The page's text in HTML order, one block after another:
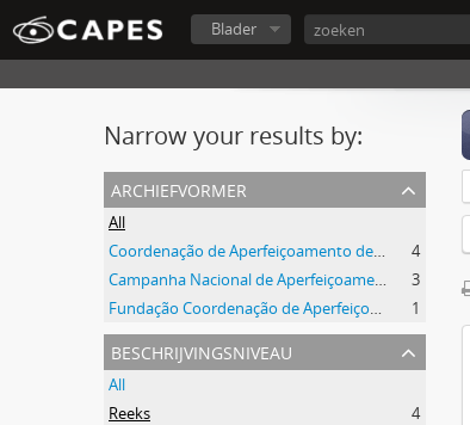
Blader
Narrow your results by:
archiefvormer
All
Coordenação de Aperfeiçoamento de Pessoal de Nível Superior (CAPES)
4
Campanha Nacional de Aperfeiçoamento de Pessoal de Nível Superior (CAPES)
3
Fundação Coordenação de Aperfeiçoamento de Pessoal de Nível Superior (CAPES)
1
beschrijvingsniveau
All
Reeks
4